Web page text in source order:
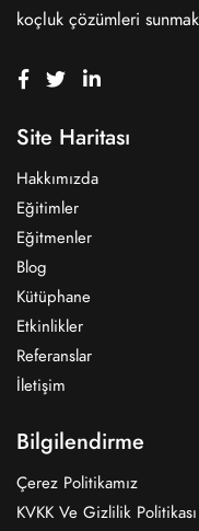
koçluk çözümleri
Site Haritası
Hakkımızda
Eğitimler
Eğitmenler
Blog
Kütüphane
Etkinlikler
Referanslar
İletişim
Bilgilendirme
Çerez Politikamız
KVKK Ve Gizlilik Politikası